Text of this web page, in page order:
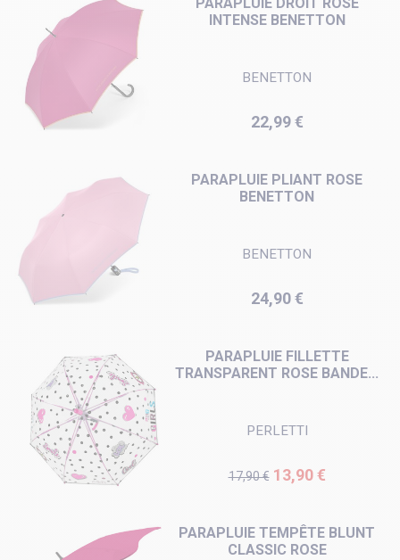
INTENSE BENETTON
BENETTON
Prix
22,99 €
PARAPLUIE PLIANT ROSE
BENETTON
BENETTON
Prix
24,90 €
PARAPLUIE FILLETTE
TRANSPARENT ROSE BANDE...
PERLETTI
Prix de base
17,90 € Prix
13,90 €
PARAPLUIE TEMPÊTE BLUNT
CLASSIC ROSE